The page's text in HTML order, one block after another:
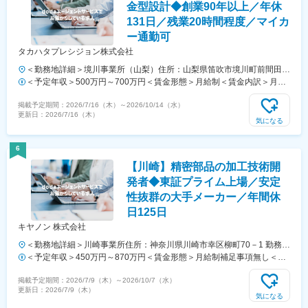
金型設計◆創業90年以上／年休
131日／残業20時間程度／マイカ
ー通勤可
タカハタプレシジョン株式会社
＜勤務地詳細＞境川事業所（山梨）住所：山梨県笛吹市境川町前間田
390 勤務地最寄駅：中央本線／石和温泉駅受動喫煙対策：屋内全面禁煙
＜予定年収＞500万円～700万円＜賃金形態＞月給制＜賃金内訳＞月額
（基本給）：260,000円～440,000円＜月給＞260,000円～440,000円＜
昇給有無＞有＜残業手当＞有＜給与補足＞※上記はあくまで目安であ
り、ご選考を通じて最終的に決定いたします。■昇給：年1回（4月）■
掲載予定期間： 2026/7/16（木） ～2026/10/14（水）
更新日： 2026/7/16（木）
気になる
6
【川崎】精密部品の加工技術開
発者◆東証プライム上場／安定
性抜群の大手メーカー／年間休
日125日
キヤノン 株式会社
＜勤務地詳細＞川崎事業所住所：神奈川県川崎市幸区柳町70－1 勤務地
最寄駅：JR京浜東北線／川崎駅受動喫煙対策：屋内全面禁煙変更の範
＜予定年収＞450万円～870万円＜賃金形態＞月給制補足事項無し＜賃
金内訳＞月額（基本給）：250,000円～500,000円＜月給＞250,000円
～500,000円＜昇給有無＞有＜残業手当＞有＜給与補足＞※入社時の処
遇は経験・能力を考慮の上、当社規程により決定します。具体的な金額
掲載予定期間： 2026/7/9（木） ～2026/10/7（水）
更新日： 2026/7/9（木）
気になる